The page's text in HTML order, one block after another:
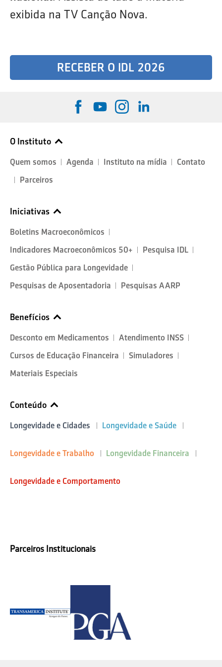
exibida na TV Canção Nova.
RECEBER O IDL 2026
O Instituto
Quem somos Agenda Instituto na mídia
Contato
Parceiros
Iniciativas
Boletins Macroeconômicos
Indicadores Macroeconômicos 50+
Pesquisa IDL
Gestão Pública para Longevidade
Pesquisas de Aposentadoria
Pesquisas AARP
Benefícios
Desconto em Medicamentos
Atendimento INSS
Cursos de Educação Financeira
Simuladores
Materiais Especiais
Conteúdo
Longevidade e Cidades Longevidade e Saúde
Longevidade e Trabalho Longevidade Financeira
Longevidade e Comportamento
Parceiros Institucionais